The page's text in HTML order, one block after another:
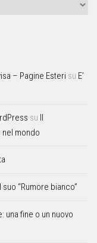
– Pagine Esteri su E’
su
mondo
suo “Rumore bianco”
fine o un nuovo